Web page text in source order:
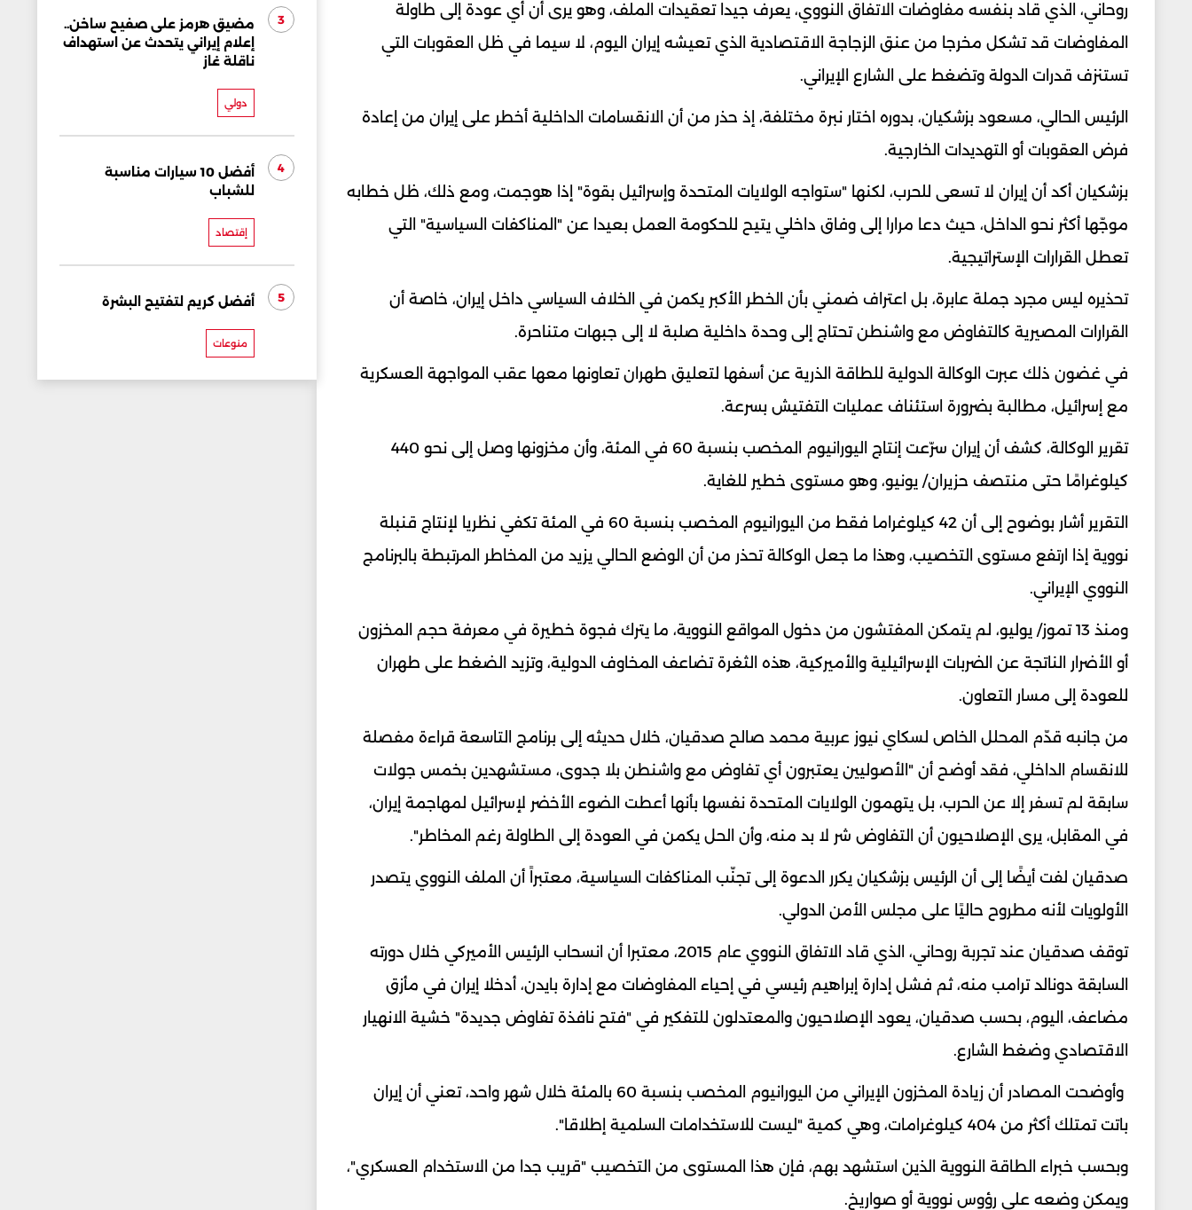
روحاني، الذي قاد بنفسه مفاوضات الاتفاق النووي، يعرف جيدا تعقيدات الملف، وهو يرى أن أي عودة إلى طاولة
المفاوضات قد تشكل مخرجا من عنق الزجاجة الاقتصادية الذي تعيشه إيران اليوم، لا سيما في ظل العقوبات التي
تستنزف قدرات الدولة وتضغط على الشارع الإيراني.
الرئيس الحالي، مسعود بزشكيان، بدوره اختار نبرة مختلفة، إذ حذر من أن الانقسامات الداخلية أخطر على إيران من إعادة
فرض العقوبات أو التهديدات الخارجية.
بزشكيان أكد أن إيران لا تسعى للحرب، لكنها "ستواجه الولايات المتحدة وإسرائيل بقوة" إذا هوجمت، ومع ذلك، ظل خطابه
موجّها أكثر نحو الداخل، حيث دعا مرارا إلى وفاق داخلي يتيح للحكومة العمل بعيدا عن "المناكفات السياسية" التي
تعطل القرارات الإستراتيجية.
تحذيره ليس مجرد جملة عابرة، بل اعتراف ضمني بأن الخطر الأكبر يكمن في الخلاف السياسي داخل إيران، خاصة أن
القرارات المصيرية كالتفاوض مع واشنطن تحتاج إلى وحدة داخلية صلبة لا إلى جبهات متناحرة.
في غضون ذلك عبرت الوكالة الدولية للطاقة الذرية عن أسفها لتعليق طهران تعاونها معها عقب المواجهة العسكرية
مع إسرائيل، مطالبة بضرورة استئناف عمليات التفتيش بسرعة.
تقرير الوكالة، كشف أن إيران سرّعت إنتاج اليورانيوم المخصب بنسبة 60 في المئة، وأن مخزونها وصل إلى نحو 440
كيلوغرامًا حتى منتصف حزيران/ يونيو، وهو مستوى خطير للغاية.
التقرير أشار بوضوح إلى أن 42 كيلوغراما فقط من اليورانيوم المخصب بنسبة 60 في المئة تكفي نظريا لإنتاج قنبلة
نووية إذا ارتفع مستوى التخصيب، وهذا ما جعل الوكالة تحذر من أن الوضع الحالي يزيد من المخاطر المرتبطة بالبرنامج
النووي الإيراني.
ومنذ 13 تموز/ يوليو، لم يتمكن المفتشون من دخول المواقع النووية، ما يترك فجوة خطيرة في معرفة حجم المخزون
أو الأضرار الناتجة عن الضربات الإسرائيلية والأميركية، هذه الثغرة تضاعف المخاوف الدولية، وتزيد الضغط على طهران
للعودة إلى مسار التعاون.
من جانبه قدّم المحلل الخاص لسكاي نيوز عربية محمد صالح صدقيان، خلال حديثه إلى برنامج التاسعة قراءة مفصلة
للانقسام الداخلي، فقد أوضح أن "الأصوليين يعتبرون أي تفاوض مع واشنطن بلا جدوى، مستشهدين بخمس جولات
سابقة لم تسفر إلا عن الحرب، بل يتهمون الولايات المتحدة نفسها بأنها أعطت الضوء الأخضر لإسرائيل لمهاجمة إيران،
في المقابل، يرى الإصلاحيون أن التفاوض شر لا بد منه، وأن الحل يكمن في العودة إلى الطاولة رغم المخاطر".
صدقيان لفت أيضًا إلى أن الرئيس بزشكيان يكرر الدعوة إلى تجنّب المناكفات السياسية، معتبراً أن الملف النووي يتصدر
الأولويات لأنه مطروح حاليًا على مجلس الأمن الدولي.
توقف صدقيان عند تجربة روحاني، الذي قاد الاتفاق النووي عام 2015، معتبرا أن انسحاب الرئيس الأميركي خلال دورته
السابقة دونالد ترامب منه، ثم فشل إدارة إبراهيم رئيسي في إحياء المفاوضات مع إدارة بايدن، أدخلا إيران في مأزق
مضاعف، اليوم، بحسب صدقيان، يعود الإصلاحيون والمعتدلون للتفكير في "فتح نافذة تفاوض جديدة" خشية الانهيار
الاقتصادي وضغط الشارع.
وأوضحت المصادر أن زيادة المخزون الإيراني من اليورانيوم المخصب بنسبة 60 بالمئة خلال شهر واحد، تعني أن إيران
باتت تمتلك أكثر من 404 كيلوغرامات، وهي كمية "ليست للاستخدامات السلمية إطلاقا".
وبحسب خبراء الطاقة النووية الذين استشهد بهم، فإن هذا المستوى من التخصيب "قريب جدا من الاستخدام العسكري"،
ويمكن وضعه على رؤوس نووية أو صواريخ.
3
مضيق هرمز على صفيح ساخن..
إعلام إيراني يتحدث عن استهداف
ناقلة غاز
دولي
4
أفضل 10 سيارات مناسبة
للشباب
إقتصاد
5 أفضل كريم لتفتيح البشرة
منوعات